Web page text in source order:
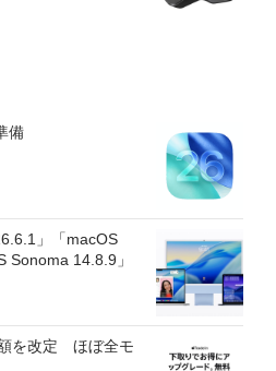
備
」「macOS
Sonoma 14.8.9」
を改定 ほぼ全モ